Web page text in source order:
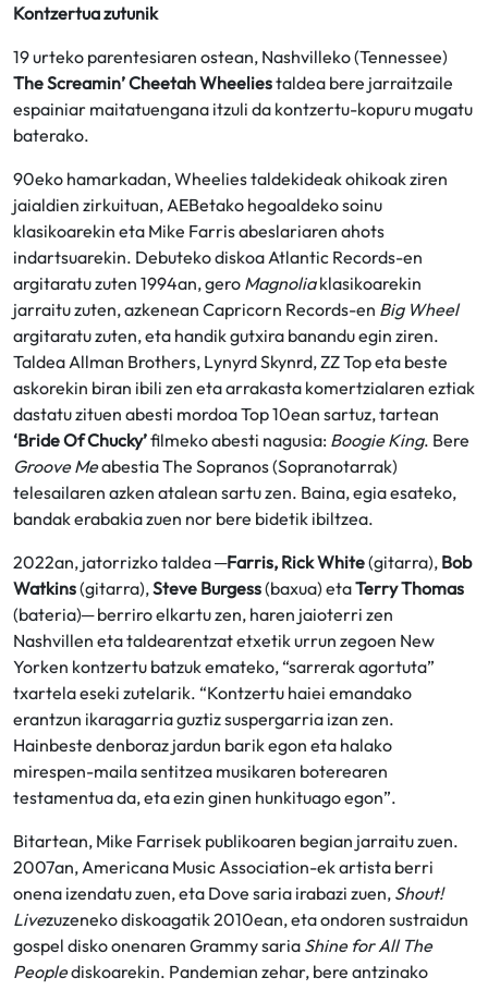
Kontzertua zutunik
19 urteko parentesiaren ostean, Nashvilleko (Tennessee)
The Screamin’ Cheetah Wheeliestaldea bere jarraitzaile
espainiar maitatuengana itzuli da kontzertu-kopuru mugatu
baterako.
90eko hamarkadan, Wheelies taldekideak ohikoak ziren
jaialdien zirkuituan, AEBetako hegoaldeko soinu
klasikoarekin eta Mike Farris abeslariaren ahots
indartsuarekin. Debuteko diskoa Atlantic Records-en
argitaratu zuten 1994an, gero Magnoliaklasikoarekin
jarraitu zuten, azkenean Capricorn Records-en Big Wheel
argitaratu zuten, eta handik gutxira banandu egin ziren.
Taldea Allman Brothers, Lynyrd Skynrd, ZZ Top eta beste
askorekin biran ibili zen eta arrakasta komertzialaren eztiak
dastatu zituen abesti mordoa Top 10ean sartuz, tartean
‘Bride Of Chucky’filmeko abesti nagusia: Boogie King. Bere
Groove Meabestia The Sopranos (Sopranotarrak)
telesailaren azken atalean sartu zen. Baina, egia esateko,
bandak erabakia zuen nor bere bidetik ibiltzea.
2022an, jatorrizko taldea ─Farris, Rick White(gitarra), Bob
Watkins(gitarra),Steve Burgess(baxua) etaTerry Thomas
(bateria)─ berriro elkartu zen, haren jaioterri zen
Nashvillen eta taldearentzat etxetik urrun zegoen New
Yorken kontzertu batzuk emateko, “sarrerak agortuta”
txartela eseki zutelarik. “Kontzertu haiei emandako
erantzun ikaragarria guztiz suspergarria izan zen.
Hainbeste denboraz jardun barik egon eta halako
mirespen-maila sentitzea musikaren boterearen
testamentua da, eta ezin ginen hunkituago egon”.
Bitartean, Mike Farrisek publikoaren begian jarraitu zuen.
2007an, Americana Music Association-ek artista berri
onena izendatu zuen, eta Dove saria irabazi zuen, Shout!
Livezuzeneko diskoagatik 2010ean, eta ondoren sustraidun
gospel disko onenaren Grammy saria Shine for All The
Peoplediskoarekin. Pandemian zehar, bere antzinako